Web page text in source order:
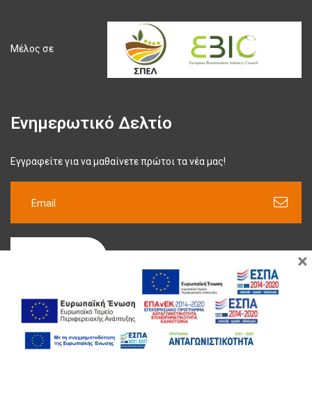
Μέλος σε
Ενημερωτικό Δελτίο
Εγγραφείτε για να μαθαίνετε πρώτοι τα νέα μας!
×